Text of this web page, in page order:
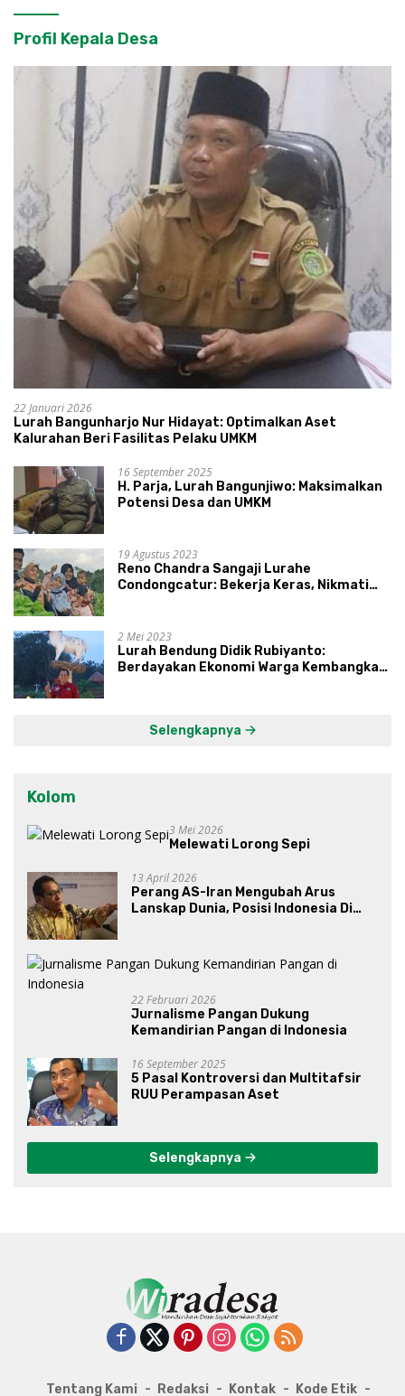
Profil Kepala Desa
22 Januari 2026
Lurah Bangunharjo Nur Hidayat: Optimalkan Aset
Kalurahan Beri Fasilitas Pelaku UMKM
16 September 2025
H. Parja, Lurah Bangunjiwo: Maksimalkan
Potensi Desa dan UMKM
19 Agustus 2023
Reno Chandra Sangaji Lurahe
Condongcatur: Bekerja Keras, Nikmati
2 Mei 2023
Lurah Bendung Didik Rubiyanto:
Berdayakan Ekonomi Warga Kembangkan
Selengkapnya
Kolom
3 Mei 2026
Melewati Lorong Sepi
13 April 2026
Perang AS-Iran Mengubah Arus
Lanskap Dunia, Posisi Indonesia Di
22 Februari 2026
Jurnalisme Pangan Dukung
Kemandirian Pangan di Indonesia
16 September 2025
5 Pasal Kontroversi dan Multitafsir
RUU Perampasan Aset
Selengkapnya
Tentang Kami Redaksi Kontak Kode Etik